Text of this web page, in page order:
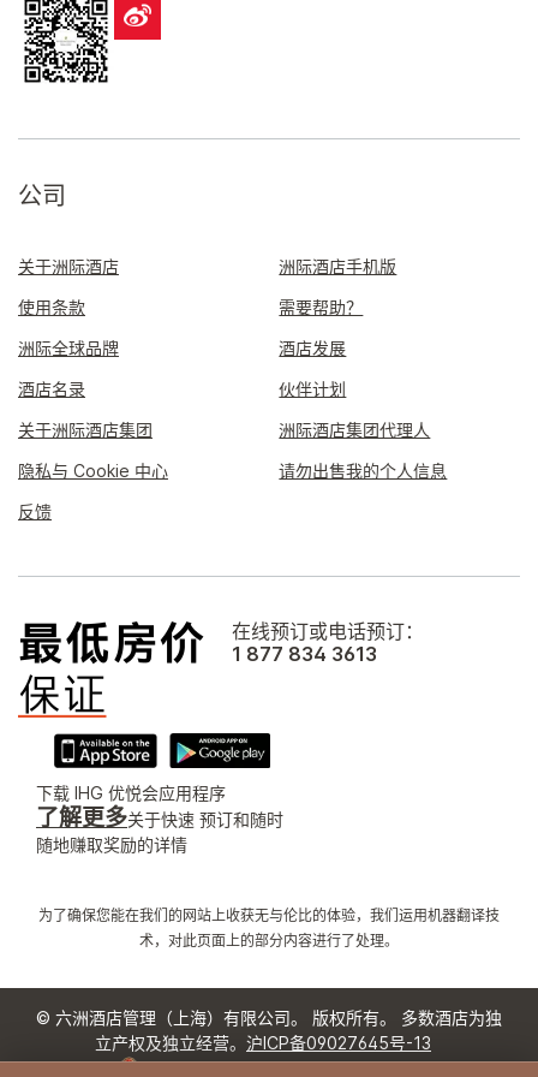
公司
关于洲际酒店
洲际酒店手机版
使用条款
需要帮助？
洲际全球品牌
酒店发展
酒店名录
伙伴计划
关于洲际酒店集团
洲际酒店集团代理人
隐私与 Cookie 中心
请勿出售我的个人信息
反馈
在线预订或电话预订：
1 877 834 3613
下载 IHG 优悦会应用程序
了解更多关于快速 预订和随时
随地赚取奖励的详情
为了确保您能在我们的网站上收获无与伦比的体验，我们运用机器翻译技
术，对此页面上的部分内容进行了处理。
© 六洲酒店管理（上海）有限公司。 版权所有。 多数酒店为独
立产权及独立经营。 沪ICP备09027645号-13